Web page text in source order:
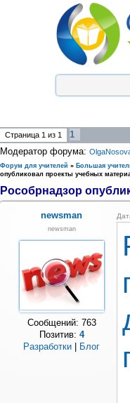
Страница 1 из 1
1
Модератор форума:
Форум для учителей » Большая
опубликовал проекты учебных
Рособрнадзор
newsman
newsman
Сообщений: 763
Позитив: 4
Разработки
Блог